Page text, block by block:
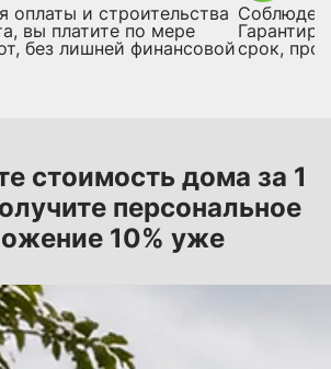
оплаты и строительства
вы платите по мере
без лишней финансовойсрок,
стоимость дома за 1
персональное
10% уже